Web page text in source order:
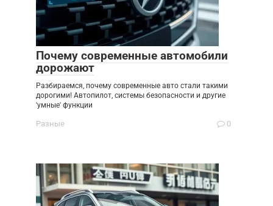
Почему современные автомобили
дорожают
Разбираемся, почему современные авто стали такими
дорогими! Автопилот, системы безопасности и другие
'умные' функции
Разные 0